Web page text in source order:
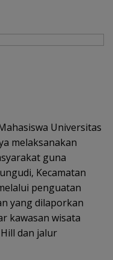
Universitas
melaksanakan
guna
Kecamatan
penguatan
yang dilaporkan
kawasan wisata
dan jalur